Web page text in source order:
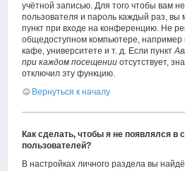
учётной записью. Для того чтобы вам
пользователя и пароль каждый раз, вы
пункт при входе на конференцию. Не
общедоступном компьютере, например
кафе, университете и т. д. Если пункт
при каждом посещении отсутствует,
отключил эту функцию.
Вернуться к началу
Как сделать, чтобы я не появлялся в
пользователей?
В настройках личного раздела вы